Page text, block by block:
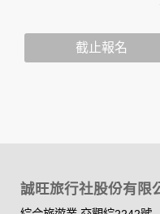
人資訊，這些廣告廠商或
您個人在本網站上的聊天
於一般瀏覽時，伺服器會
設備的 IP 位址、使用時間
截止報名
誠旺旅行社股份有限